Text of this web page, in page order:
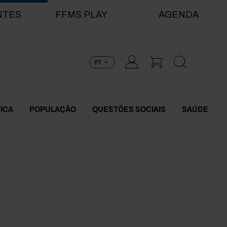
FFMS PLAY AGENDA
PT
POPULAÇÃO QUESTÕES SOCIAIS SAÚDE